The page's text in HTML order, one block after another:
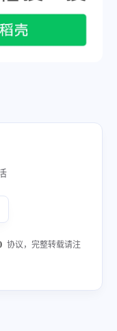
协议，完整转载请注